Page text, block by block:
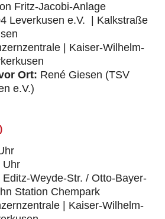
Fritz-Jacobi-Anlage
Leverkusen e.V. | Kalkstraße
| Kaiser-Wilhelm-
Ort: René Giesen (TSV
e.V.)
Uhr
Weyde-Str. / Otto-Bayer-
Station Chempark
| Kaiser-Wilhelm-